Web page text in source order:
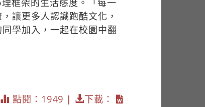
框架的生活態度。「每一
讓更多人認識跑酷文化，
學加入，一起在校園中翻
點閱：1949 | 下載：